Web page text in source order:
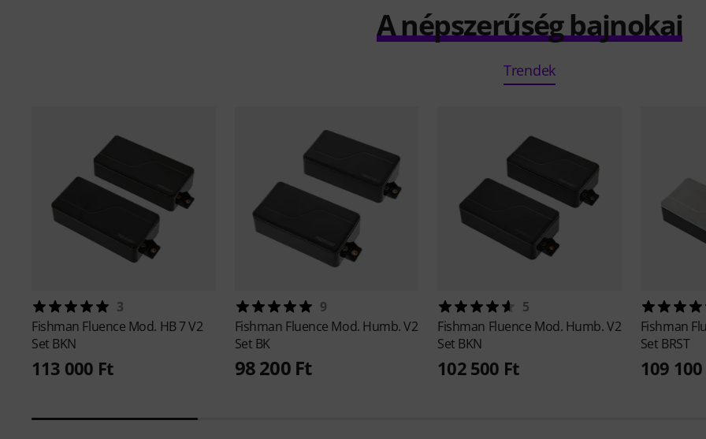
A népszerűség bajnokai
Trendek
3
Fishman Fluence Mod. HB 7 V2
Set BKN
113 000 Ft
9
Fishman Fluence Mod. Humb. V2
Set BK
98 200 Ft
5
Fishman Fluence Mod. Humb. V2
Set BKN
102 500 Ft
Fishman
Set BRST
109